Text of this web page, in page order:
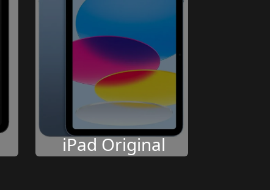
iPad Original